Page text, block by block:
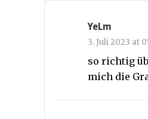
YeLm
3. Juli 2023 at
so richtig
mich die